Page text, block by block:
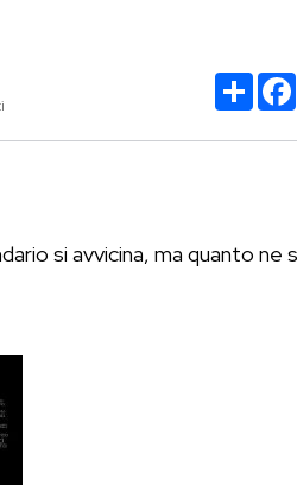
si avvicina, ma quanto